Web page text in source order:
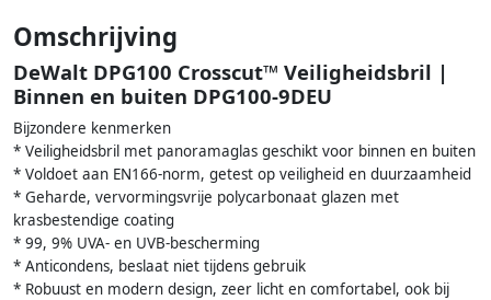
Omschrijving
DeWalt DPG100 Crosscut™ Veiligheidsbril |
Binnen en buiten DPG100-9DEU
Bijzondere kenmerken
* Veiligheidsbril met panoramaglas geschikt voor binnen en buiten
* Voldoet aan EN166-norm, getest op veiligheid en duurzaamheid
* Geharde, vervormingsvrije polycarbonaat glazen met
krasbestendige coating
* 99, 9% UVA- en UVB-bescherming
* Anticondens, beslaat niet tijdens gebruik
* Robuust en modern design, zeer licht en comfortabel, ook bij